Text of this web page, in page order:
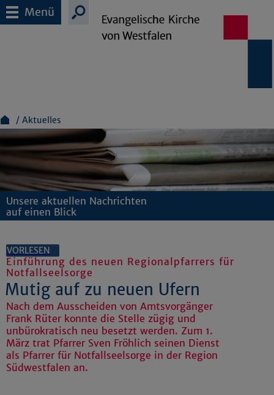
Menü
Aktuelles
Unsere aktuellen Nachrichten
auf einen Blick
VORLESEN
Einführung des neuen Regionalpfarrers für
Notfallseelsorge
Mutig auf zu neuen Ufern
Nach dem Ausscheiden von Amtsvorgänger
Frank Rüter konnte die Stelle zügig und
unbürokratisch neu besetzt werden. Zum 1.
März trat Pfarrer Sven Fröhlich seinen Dienst
als Pfarrer für Notfallseelsorge in der Region
Südwestfalen an.